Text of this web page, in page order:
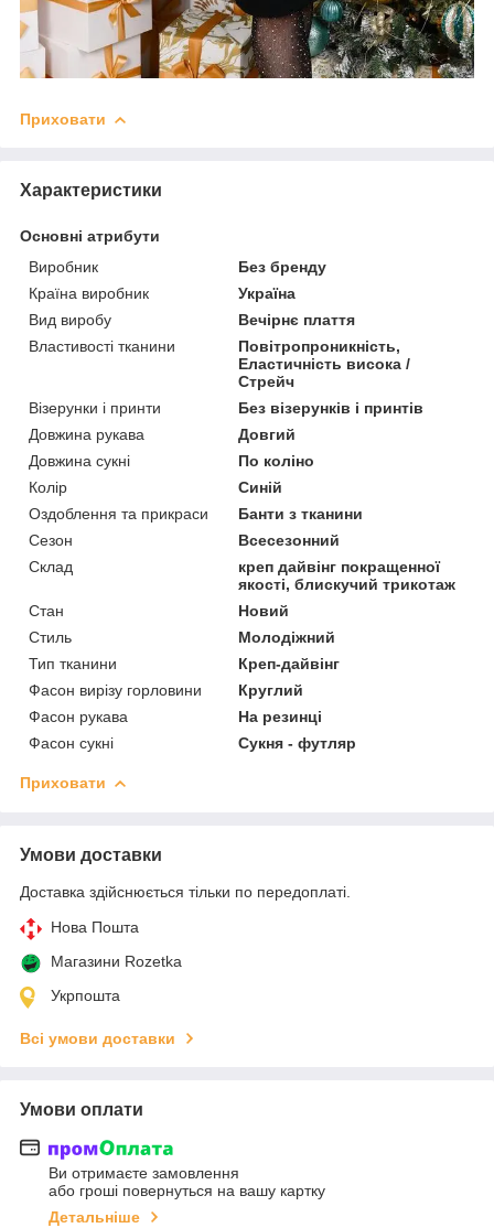
Приховати
Характеристики
Основні атрибути
Виробник
Без бренду
Країна виробник
Україна
Вид виробу
Вечірнє плаття
Властивості тканини
Повітропроникність,
Еластичність висока /
Стрейч
Візерунки і принти
Без візерунків і принтів
Довжина рукава
Довгий
Довжина сукні
По коліно
Колір
Синій
Оздоблення та прикраси
Банти з тканини
Сезон
Всесезонний
Склад
креп дайвінг покращенної
якості, блискучий трикотаж
Стан
Новий
Стиль
Молодіжний
Тип тканини
Креп-дайвінг
Фасон вирізу горловини
Круглий
Фасон рукава
На резинці
Фасон сукні
Сукня - футляр
Приховати
Умови доставки
Доставка здійснюється тільки по передоплаті.
Нова Пошта
Магазини Rozetka
Укрпошта
Всі умови доставки
Умови оплати
Ви отримаєте замовлення
або гроші повернуться на вашу картку
Детальніше